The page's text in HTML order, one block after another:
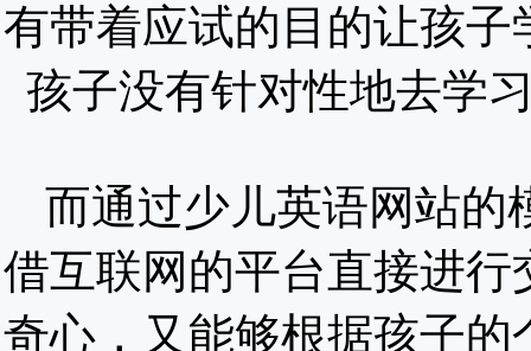
有带着应试的目的让孩
孩子没有针对性地去学
而通过少儿英语网站的
借互联网的平台直接进
奇心，又能够根据孩子